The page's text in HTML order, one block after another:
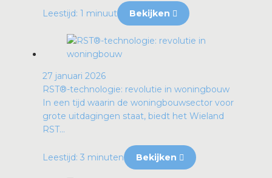
Leestijd: 1 minuut Bekijken
27 januari 2026
RST®-technologie: revolutie in woningbouw
In een tijd waarin de woningbouwsector voor
grote uitdagingen staat, biedt het Wieland
RST...
Leestijd: 3 minuten Bekijken